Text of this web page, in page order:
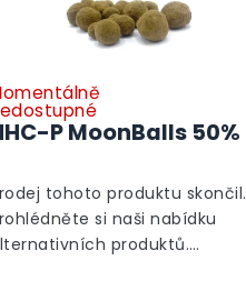
P MoonBalls 50%
tohoto produktu skončil.
si naši nabídku
produktů.